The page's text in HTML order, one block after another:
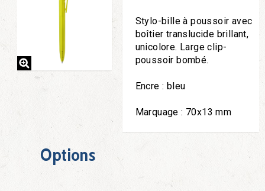
Stylo-bille à poussoir avec
boîtier translucide brillant,
unicolore. Large clip-
poussoir bombé.
Encre : bleu
Marquage : 70x13 mm
Options